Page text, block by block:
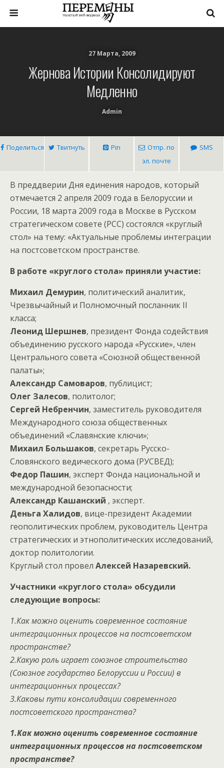
27 Марта, 2009
Жернова Истории Консолидируют
Медленно
Admin
Поделиться Твитнуть Pin
Отпр. по
эл. почте
SMS
В преддверии Дня единения народов, который
отмечается 2 апреля 2009 года в Белоруссии и
России, 18 марта 2009 года в Москве в Русском
стратегическом совете (РСС) состоялся «круглый
стол» на тему: «Актуальные проблемы интеграции
на постсоветском пространстве.
В работе «круглого стола» приняли участие:
Михаил Демурин, политический аналитик,
Чрезвычайный и Полномочный посланник II
класса;
Леонид Шершнев, президент Фонда содействия
объединению русского народа «Русские», член
Центрального совета «Союзной общественной
палаты»;
Александр Самоваров, публицист;
Олег Залесов, политолог;
Сергей Небренчин, заместитель руководителя
Международного союза общественных
объединений «Славянские ключи»;
Михаил Большаков, секретарь Русско-
Словянского ведического дома (РУСВЕД);
Федор Пашин, эксперт Фонда национальной и
международной безопасности;
Александр Кашанский , эксперт.
Деньга Халидов, вице-президент Академии
геополитических проблем, руководитель Центра
стратегических и этнополитических исследований,
доктор политологии.
Круглый стол провел Алексей Назаревский.
Участники «круглого стола» обсудили
следующие вопросы:
1.Как можно оценить современное состояние
интеграционных процессов на постсоветском
пространстве?
2.Какую роль играет союзное строительство
(Союзное государство Белоруссии и России) в
интеграционных процессах?
3.Каковы пути консолидации современного
постсоветского пространства?
1.Как можно оценить современное состояние
интеграционных процессов на постсоветском
пространстве?